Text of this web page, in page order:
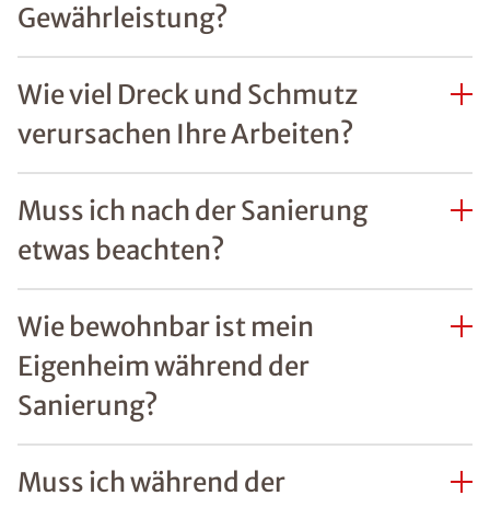
Gewährleistung?
Wie viel Dreck und Schmutz
verursachen Ihre Arbeiten?
Muss ich nach der Sanierung
etwas beachten?
Wie bewohnbar ist mein
Eigenheim während der
Sanierung?
Muss ich während der